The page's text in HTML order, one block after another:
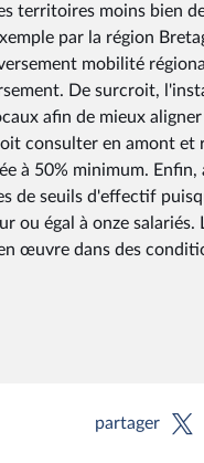
territoires moins bien
par la région
mobilité
De surcroit,
afin de mieux
consulter en amont et
à 50% minimum.
de seuils d'effectif
égal à onze salariés.
œuvre dans des
partager